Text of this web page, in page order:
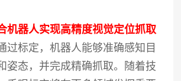
机器人实现高精度视觉定位抓取
过标定，机器人能够准确感知目
姿态，并完成精确抓取。随着技